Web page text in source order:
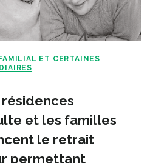
ET CERTAINES
résidences
et les familles
le retrait
permettant